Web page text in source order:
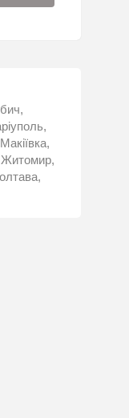
Житомир,